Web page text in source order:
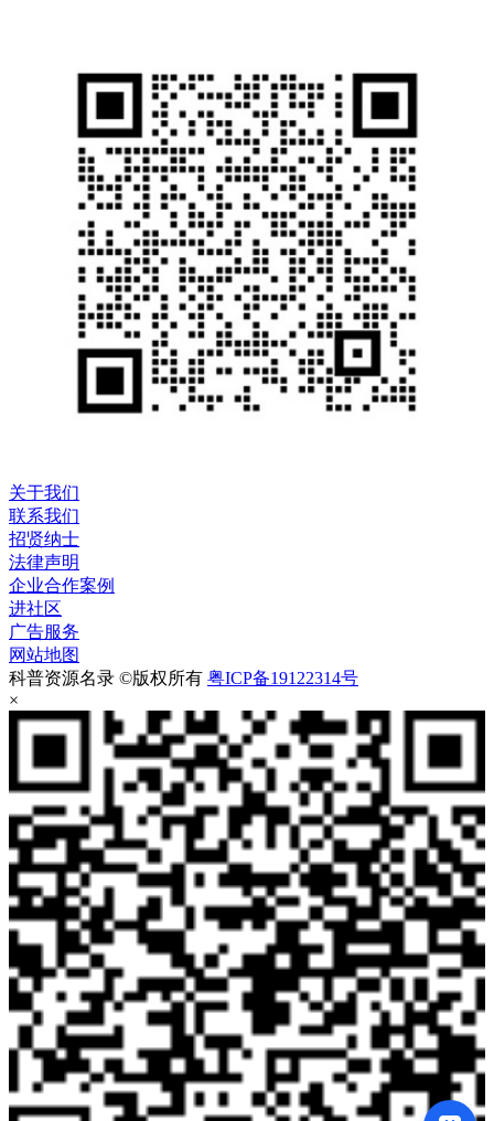
关于我们
联系我们
招贤纳士
法律声明
企业合作案例
进社区
广告服务
网站地图
科普资源名录 ©版权所有 粤ICP备19122314号
×